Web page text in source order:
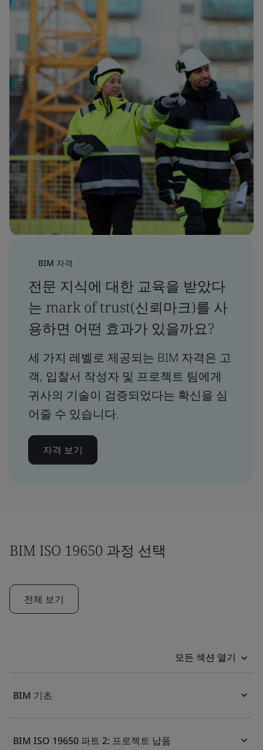
BIM 자격
전문 지식에 대한 교육을 받았다
는 mark of trust(신뢰마크)를 사
용하면 어떤 효과가 있을까요?
세 가지 레벨로 제공되는 BIM 자격은 고
객, 입찰서 작성자 및 프로젝트 팀에게
귀사의 기술이 검증되었다는 확신을 심
어줄 수 있습니다.
자격 보기
BIM ISO 19650 과정 선택
전체 보기
모든 섹션 열기
BIM 기초
BIM ISO 19650 파트 2: 프로젝트 납품